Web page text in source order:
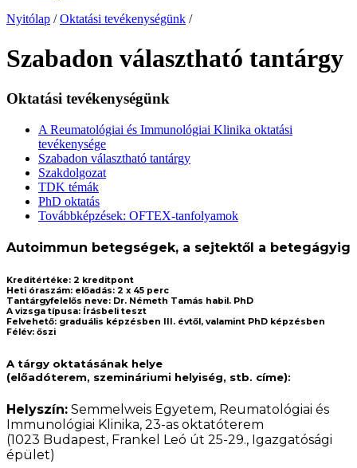
Nyitólap / Oktatási tevékenységünk /
Szabadon választható tantárgy
Oktatási tevékenységünk
A Reumatológiai és Immunológiai Klinika oktatási
tevékenysége
Szabadon választható tantárgy
Szakdolgozat
TDK témák
PhD oktatás
Továbbképzések: OFTEX-tanfolyamok
Autoimmun betegségek, a sejtektől a betegágyig
Kreditértéke: 2 kreditpont
Heti óraszám: előadás: 2 x 45 perc
Tantárgyfelelős neve: Dr. Németh Tamás habil. PhD
A vizsga típusa:
Írásbeli teszt
Felvehető: graduális képzésben III. évtől, valamint PhD képzésben
Félév: őszi
A tárgy oktatásának helye
(előadóterem, szemináriumi helyiség, stb. címe):
Helyszín: Semmelweis Egyetem, Reumatológiai és
Immunológiai Klinika, 23-as oktatóterem
(1023 Budapest, Frankel Leó út 25-29., Igazgatósági
épület)